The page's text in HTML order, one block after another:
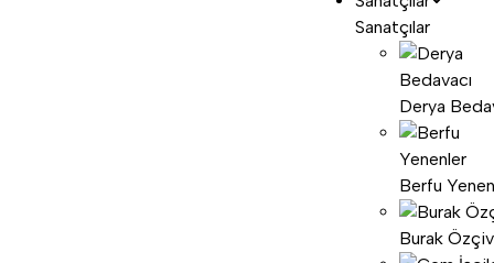
Sanatçılar
Derya
Berfu
Burak